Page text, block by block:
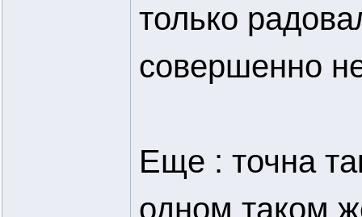
только
совершенно
Еще : точна
одном таком